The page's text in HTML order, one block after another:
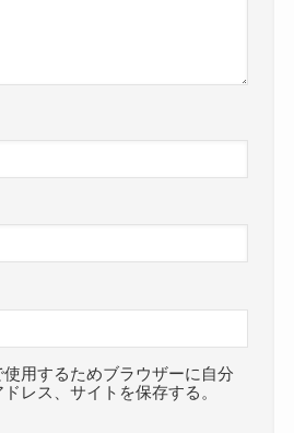
用するためブラウザーに自分
レス、サイトを保存する。